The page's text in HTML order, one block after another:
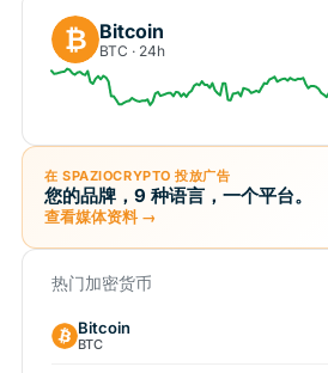
₿ Bitcoin
BTC · 24h
在 SPAZIOCRYPTO 投放广告
您的品牌，9 种语言，一个平台。
查看媒体资料 →
热门加密货币
Bitcoin
BTC